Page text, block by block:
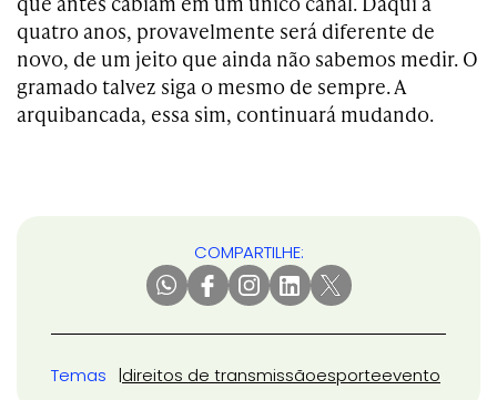
quatro anos, provavelmente será diferente de
novo, de um jeito que ainda não sabemos medir. O
gramado talvez siga o mesmo de sempre. A
arquibancada, essa sim, continuará mudando.
COMPARTILHE:
Temas direitos de transmissãoesporteevento